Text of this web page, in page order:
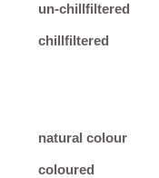
un-chillfiltered
chillfiltered
natural colour
coloured